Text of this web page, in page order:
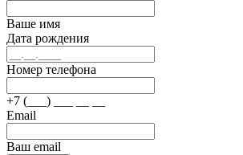
Ваше имя
Дата рождения
Номер телефона
+7 (___) ___ __ __
Email
Ваш email